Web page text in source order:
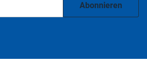
Abonnieren